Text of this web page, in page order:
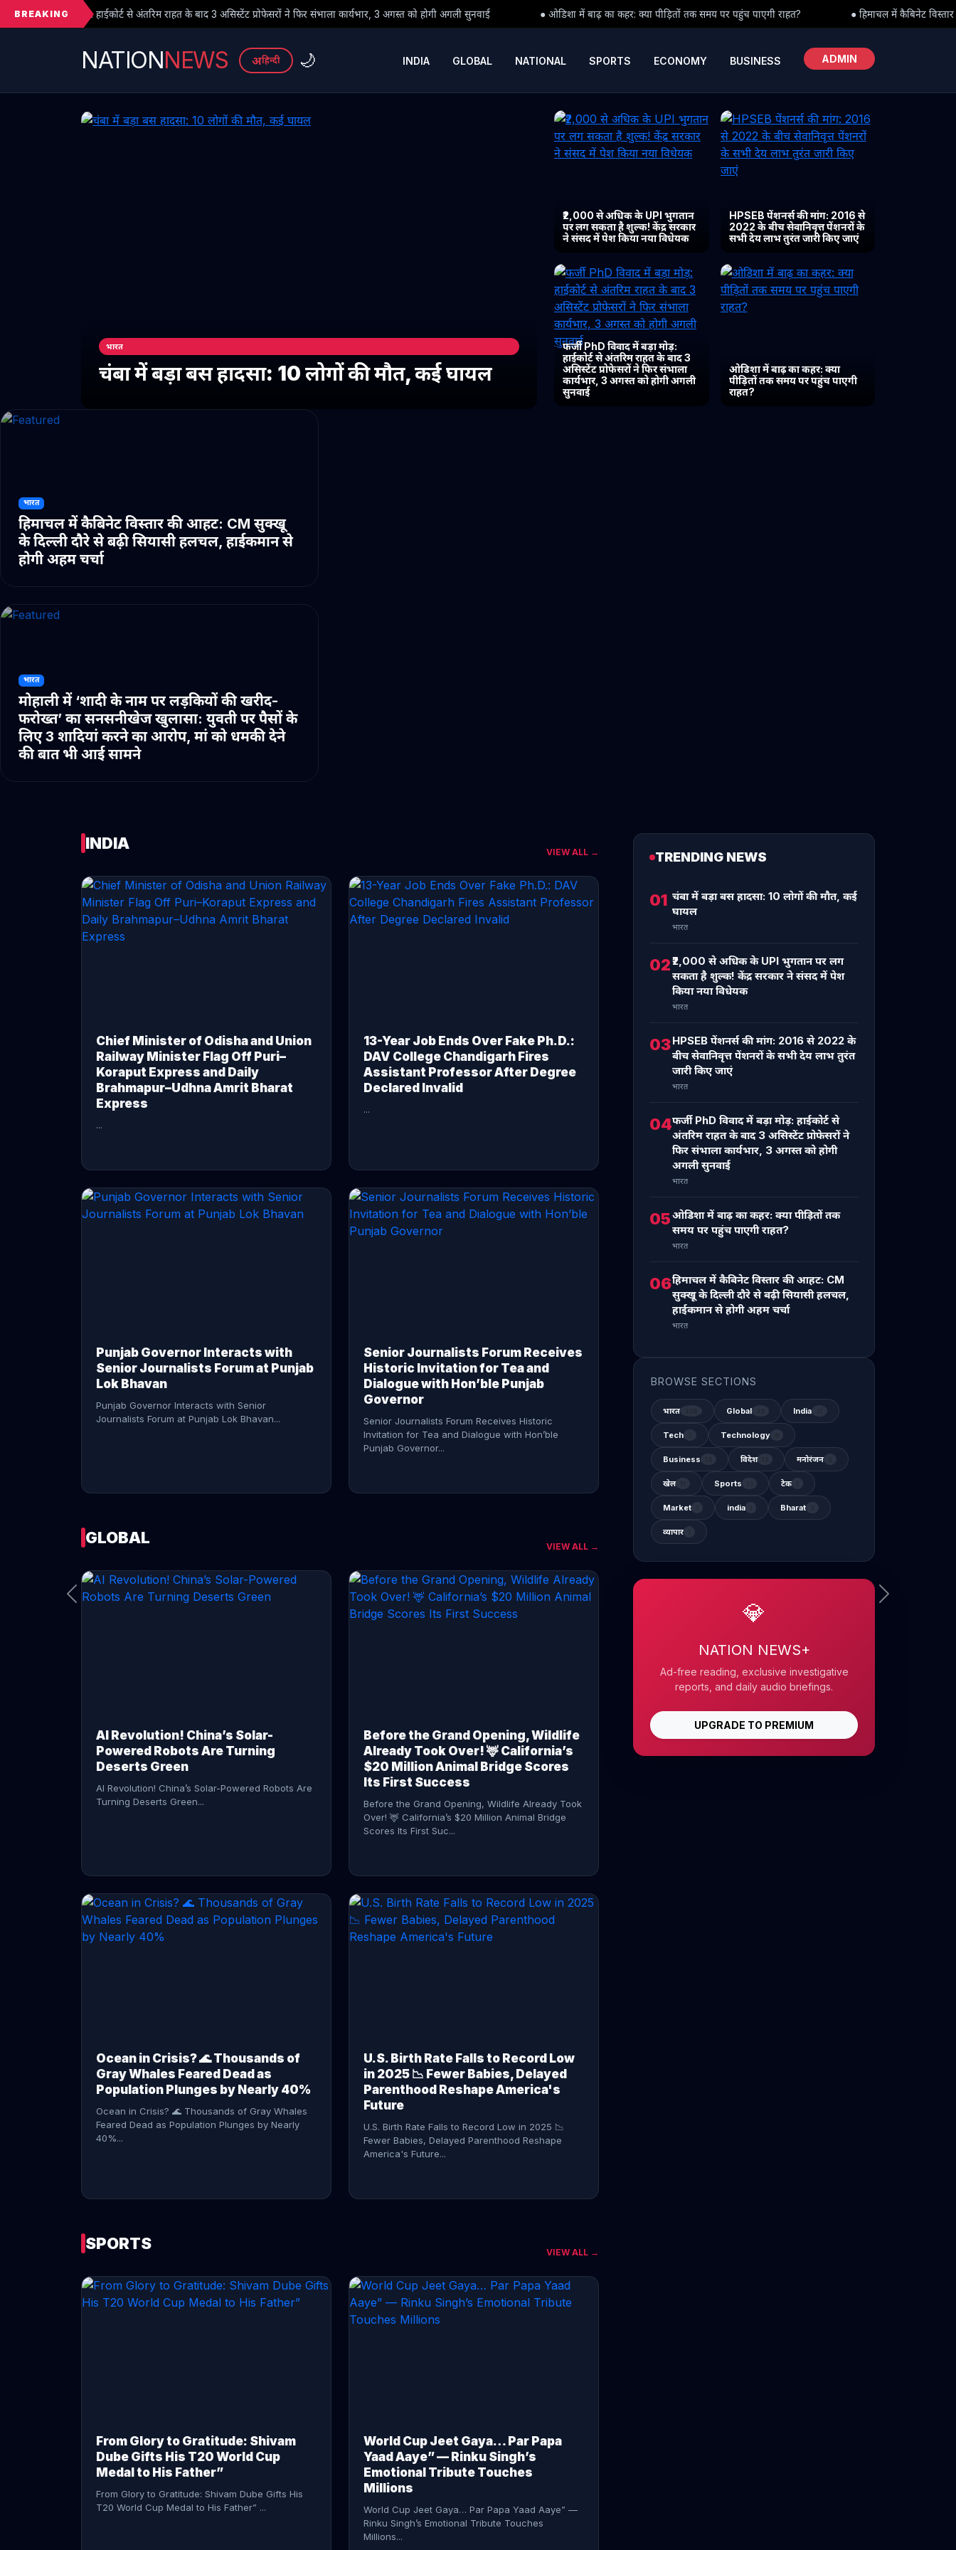
BREAKING
से अंतरिम राहत के बाद 3 असिस्टेंट प्रोफेसरों ने फिर संभाला कार्यभार, 3 अगस्त को होगी अगली सुनवाई ● ओडिशा में बाढ़ का कहर: क्या पीड़ितों तक समय पर पहुंच पाएगी राहत? ● हिमाचल में कैबिनेट विस्तार की आहट: CM सुक्खू के दिल्ली
NATIONNEWS अहिन्दी 🌙 INDIA GLOBAL NATIONAL SPORTS ECONOMY BUSINESS ADMIN
भारत
चंबा में बड़ा बस हादसा: 10 लोगों की मौत, कई घायल
₹2,000 से अधिक के UPI भुगतान
पर लग सकता है शुल्क! केंद्र सरकार
ने संसद में पेश किया नया विधेयक
HPSEB पेंशनर्स की मांग: 2016 से
2022 के बीच सेवानिवृत्त पेंशनरों के
सभी देय लाभ तुरंत जारी किए जाएं
फर्जी PhD विवाद में बड़ा मोड़:
हाईकोर्ट से अंतरिम राहत के बाद 3
असिस्टेंट प्रोफेसरों ने फिर संभाला
कार्यभार, 3 अगस्त को होगी अगली
सुनवाई
ओडिशा में बाढ़ का कहर: क्या
पीड़ितों तक समय पर पहुंच पाएगी
राहत?
भारत
हिमाचल में कैबिनेट विस्तार की आहट: CM सुक्खू
के दिल्ली दौरे से बढ़ी सियासी हलचल, हाईकमान से
होगी अहम चर्चा
भारत
मोहाली में ‘शादी के नाम पर लड़कियों की खरीद-
फरोख्त’ का सनसनीखेज खुलासा: युवती पर पैसों के
लिए 3 शादियां करने का आरोप, मां को धमकी देने
की बात भी आई सामने
INDIA VIEW ALL →
Chief Minister of Odisha and Union
Railway Minister Flag Off Puri–
Koraput Express and Daily
Brahmapur–Udhna Amrit Bharat
Express
...
13-Year Job Ends Over Fake Ph.D.:
DAV College Chandigarh Fires
Assistant Professor After Degree
Declared Invalid
...
Punjab Governor Interacts with
Senior Journalists Forum at Punjab
Lok Bhavan
Punjab Governor Interacts with Senior
Journalists Forum at Punjab Lok Bhavan...
Senior Journalists Forum Receives
Historic Invitation for Tea and
Dialogue with Hon’ble Punjab
Governor
Senior Journalists Forum Receives Historic
Invitation for Tea and Dialogue with Hon’ble
Punjab Governor...
CONTINUE READING →
GLOBAL VIEW ALL →
AI Revolution! China’s Solar-
Powered Robots Are Turning
Deserts Green
AI Revolution! China’s Solar-Powered Robots Are
Turning Deserts Green...
Before the Grand Opening, Wildlife
Already Took Over! 🦌 California’s
$20 Million Animal Bridge Scores
Its First Success
Before the Grand Opening, Wildlife Already Took
Over! 🦌 California’s $20 Million Animal Bridge
Scores Its First Suc...
Ocean in Crisis? 🌊 Thousands of
Gray Whales Feared Dead as
Population Plunges by Nearly 40%
Ocean in Crisis? 🌊 Thousands of Gray Whales
Feared Dead as Population Plunges by Nearly
40%...
U.S. Birth Rate Falls to Record Low
in 2025 📉 Fewer Babies, Delayed
Parenthood Reshape America's
Future
U.S. Birth Rate Falls to Record Low in 2025 📉
Fewer Babies, Delayed Parenthood Reshape
America's Future...
CONTINUE READING →
SPORTS VIEW ALL →
From Glory to Gratitude: Shivam
Dube Gifts His T20 World Cup
Medal to His Father”
From Glory to Gratitude: Shivam Dube Gifts His
T20 World Cup Medal to His Father” ...
World Cup Jeet Gaya… Par Papa
Yaad Aaye” — Rinku Singh’s
Emotional Tribute Touches
Millions
World Cup Jeet Gaya… Par Papa Yaad Aaye” —
Rinku Singh’s Emotional Tribute Touches
Millions...
TRENDING NEWS
01 चंबा में बड़ा बस हादसा: 10 लोगों की मौत, कई
घायल
भारत
02₹2,000 से अधिक के UPI भुगतान पर लग
सकता है शुल्क! केंद्र सरकार ने संसद में पेश
किया नया विधेयक
भारत
03HPSEB पेंशनर्स की मांग: 2016 से 2022 के
बीच सेवानिवृत्त पेंशनरों के सभी देय लाभ तुरंत
जारी किए जाएं
भारत
04फर्जी PhD विवाद में बड़ा मोड़: हाईकोर्ट से
अंतरिम राहत के बाद 3 असिस्टेंट प्रोफेसरों ने
फिर संभाला कार्यभार, 3 अगस्त को होगी
अगली सुनवाई
भारत
05ओडिशा में बाढ़ का कहर: क्या पीड़ितों तक
समय पर पहुंच पाएगी राहत?
भारत
06हिमाचल में कैबिनेट विस्तार की आहट: CM
सुक्खू के दिल्ली दौरे से बढ़ी सियासी हलचल,
हाईकमान से होगी अहम चर्चा
भारत
BROWSE SECTIONS
भारत Global India
Tech Technology
Business विदेश मनोरंजन
खेल Sports टेक
Market india Bharat
व्यापार
💎
NATION NEWS+
Ad-free reading, exclusive investigative
reports, and daily audio briefings.
UPGRADE TO PREMIUM